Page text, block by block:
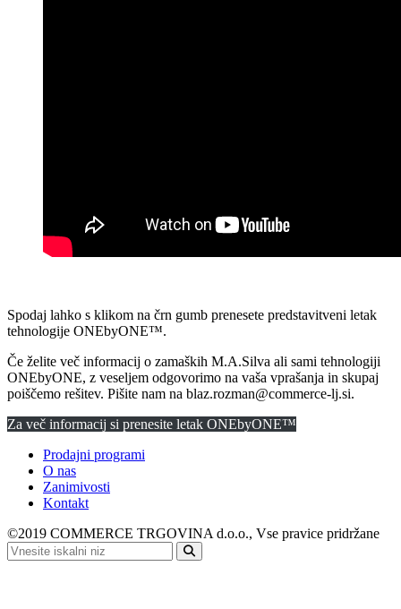
Spodaj lahko s klikom na črn gumb prenesete predstavitveni letak
tehnologije ONEbyONE™.
Če želite več informacij o zamaških M.A.Silva ali sami tehnologiji
ONEbyONE, z veseljem odgovorimo na vaša vprašanja in skupaj
poiščemo rešitev. Pišite nam na blaz.rozman@commerce-lj.si.
Za več informacij si prenesite letak ONEbyONE™
Prodajni programi
O nas
Zanimivosti
Kontakt
©2019 COMMERCE TRGOVINA d.o.o., Vse pravice pridržane